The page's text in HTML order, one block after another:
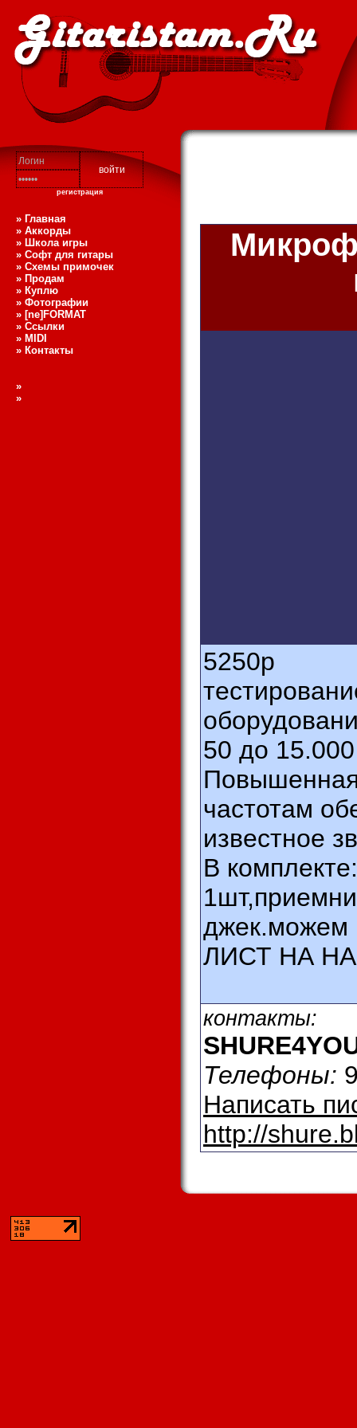
регистрация
» Главная
» Аккорды
» Школа игры
» Софт для гитары
» Схемы примочек
» Продам
» Куплю
» Фотографии
» [ne]FORMAT
» Ссылки
» MIDI
» Контакты
»
»
5250р
50 до
Повышенная
частотам
известное
В
ЛИСТ НА
контакты:
Телефоны:
Написать
http://